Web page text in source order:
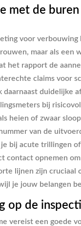
met de buren
voor verbouwing
maar als een
het rapport de
claims voor
daarnaast duidelijke
bij
heien of zwaar
van de
bij acute trillingen
contact opnemen
lijnen zijn cruciaal
je jouw belangen
op de
vereist een goede